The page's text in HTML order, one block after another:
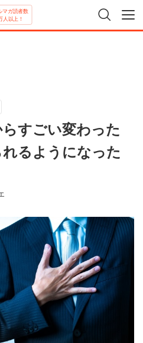
マガ読者数
人以上！
らすごい変わった
るようになった